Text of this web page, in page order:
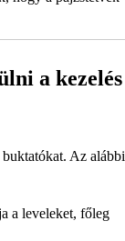
a kezelés
Az alábbi
a leveleket, főleg